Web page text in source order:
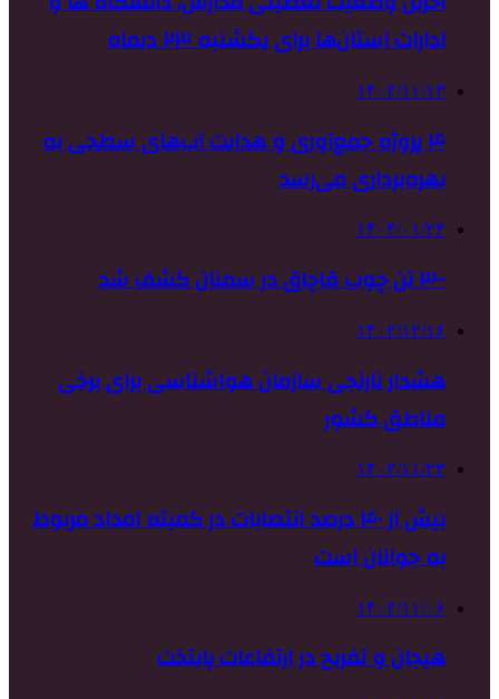
ادارات استان‌ها برای یکشنبه ۲۳ دیماه
۱۴۰۲/۱۱/۱۳
۴ پروژه جمع‌آوری و هدایت آب‌های سطحی به
بهره‌برداری می‌رسد
۱۴۰۴/۰۱/۲۴
۳۰۰ تن چوب قاچاق در سمنان کشف شد
۱۴۰۲/۱۲/۱۶
هشدار نارنجی سازمان هواشناسی برای برخی
مناطق کشور
۱۴۰۲/۱۱/۲۳
بیش از ۴۰ درصد انتصابات در کمیته امداد مربوط
به جوانان است
۱۴۰۲/۱۱/۰۶
هیجان و تفریح در ارتفاعات پایتخت